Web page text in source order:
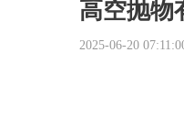
高空抛物
2025-06-20